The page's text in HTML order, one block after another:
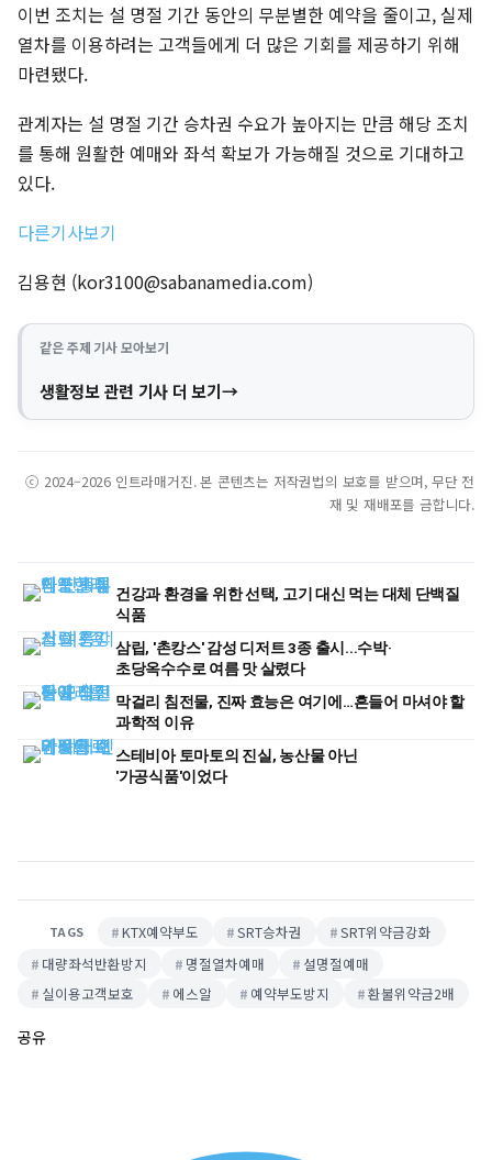
이번 조치는 설 명절 기간 동안의 무분별한 예약을 줄이고, 실제
열차를 이용하려는 고객들에게 더 많은 기회를 제공하기 위해
마련됐다.
관계자는 설 명절 기간 승차권 수요가 높아지는 만큼 해당 조치
를 통해 원활한 예매와 좌석 확보가 가능해질 것으로 기대하고
있다.
다른기사보기
김용현 (kor3100@sabanamedia.com)
같은 주제 기사 모아보기
생활정보 관련 기사 더 보기
ⓒ 2024–2026 인트라매거진. 본 콘텐츠는 저작권법의 보호를 받으며, 무단 전
재 및 재배포를 금합니다.
건강과 환경을 위한 선택, 고기 대신 먹는 대체 단백질
식품
삼립, '촌캉스' 감성 디저트 3종 출시...수박·
초당옥수수로 여름 맛 살렸다
막걸리 침전물, 진짜 효능은 여기에…흔들어 마셔야 할
과학적 이유
스테비아 토마토의 진실, 농산물 아닌
'가공식품'이었다
TAGS KTX예약부도 SRT승차권
SRT위약금강화
대량좌석반환방지
명절열차예매
설명절예매
실이용고객보호
에스알 예약부도방지 환불위약금2배
공유